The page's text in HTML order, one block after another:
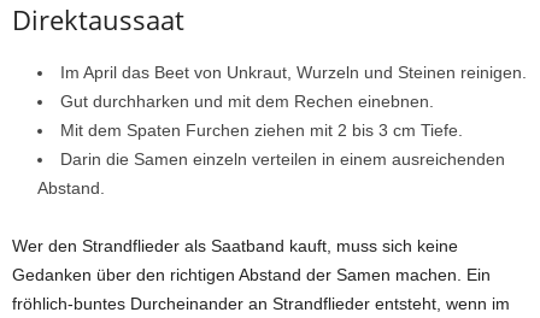
Direktaussaat
Im April das Beet von Unkraut, Wurzeln und Steinen reinigen.
Gut durchharken und mit dem Rechen einebnen.
Mit dem Spaten Furchen ziehen mit 2 bis 3 cm Tiefe.
Darin die Samen einzeln verteilen in einem ausreichenden
Abstand.
Wer den Strandflieder als Saatband kauft, muss sich keine
Gedanken über den richtigen Abstand der Samen machen. Ein
fröhlich-buntes Durcheinander an Strandflieder entsteht, wenn im